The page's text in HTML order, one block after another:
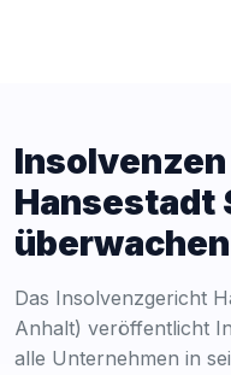
Insolvenzen
Hansestadt
überwachen
Das Insolvenzgericht
Anhalt) veröffentlicht
alle Unternehmen in